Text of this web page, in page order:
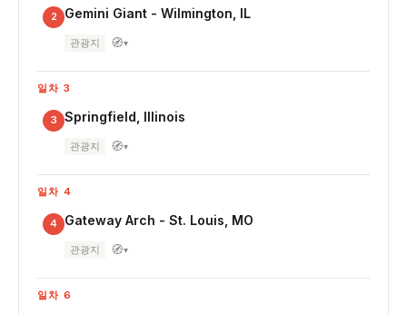
2 Gemini Giant - Wilmington, IL
관광지 🧭▾
일차 3
3 Springfield, Illinois
관광지 🧭▾
일차 4
4 Gateway Arch - St. Louis, MO
관광지 🧭▾
일차 6